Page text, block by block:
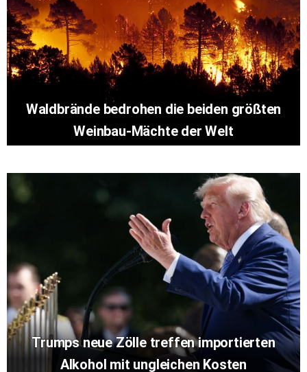
Waldbrände bedrohen die beiden größten
Weinbau-Mächte der Welt
Trumps neue Zölle treffen importierten
Alkohol mit ungleichen Kosten